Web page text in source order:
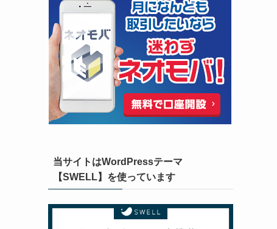
当サイトはWordPressテーマ
【SWELL】を使っています